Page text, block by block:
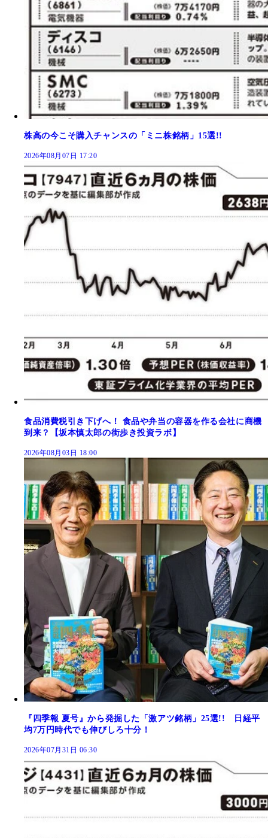
株高の今こそ購入チャンスの「ミニ株銘柄」15選!!
2026年08月07日 17:20
食品消費税引き下げへ！ 食品や弁当の容器を作る会社に商機
到来？【坂本慎太郎の街歩き投資ラボ】
2026年08月03日 18:00
『四季報 夏号』から発掘した「激アツ銘柄」25選!! 日経平
均7万円時代でも伸びしろ十分！
2026年07月31日 06:30